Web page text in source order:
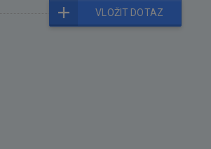
VLOŽIT DOTAZ